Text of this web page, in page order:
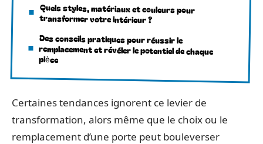
Quels styles, matériaux et couleurs pour
transformer votre intérieur ?
Des conseils pratiques pour réussir le
remplacement et révéler le potentiel de chaque
pièce
Certaines tendances ignorent ce levier de
transformation, alors même que le choix ou le
remplacement d’une porte peut bouleverser